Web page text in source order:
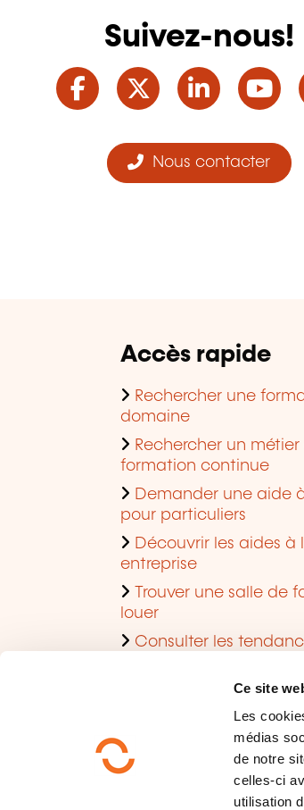
Ce site
Les
médias
de notre
celles-ci
utilisation
Suivez-nous!
Facebook
Twitter
Nous contacter
Accès rapide
Rechercher une
domaine
Rechercher un
formation continue
Demander une aide
pour particuliers
Découvrir les aides à
entreprise
Trouver une salle de
louer
Consulter les